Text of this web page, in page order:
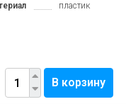
пластик
В корзину